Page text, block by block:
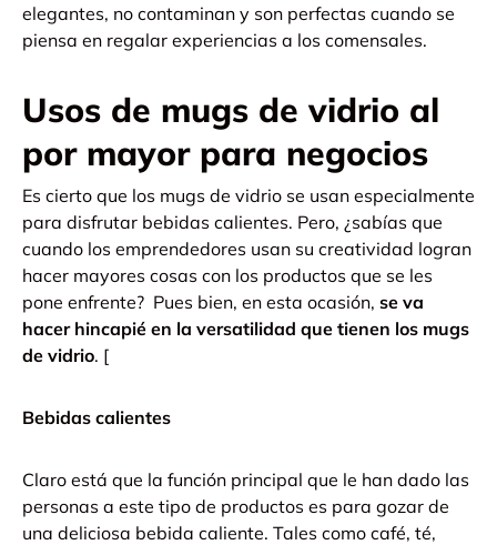
elegantes, no contaminan y son perfectas cuando se
piensa en regalar experiencias a los comensales.
Usos de mugs de vidrio al
por mayor para negocios
Es cierto que los mugs de vidrio se usan especialmente
para disfrutar bebidas calientes. Pero, ¿sabías que
cuando los emprendedores usan su creatividad logran
hacer mayores cosas con los productos que se les
pone enfrente? Pues bien, en esta ocasión, se va
hacer hincapié en la versatilidad que tienen los mugs
de vidrio. [
Bebidas calientes
Claro está que la función principal que le han dado las
personas a este tipo de productos es para gozar de
una deliciosa bebida caliente. Tales como café, té,